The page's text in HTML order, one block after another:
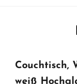
Couchtisch,
weiß